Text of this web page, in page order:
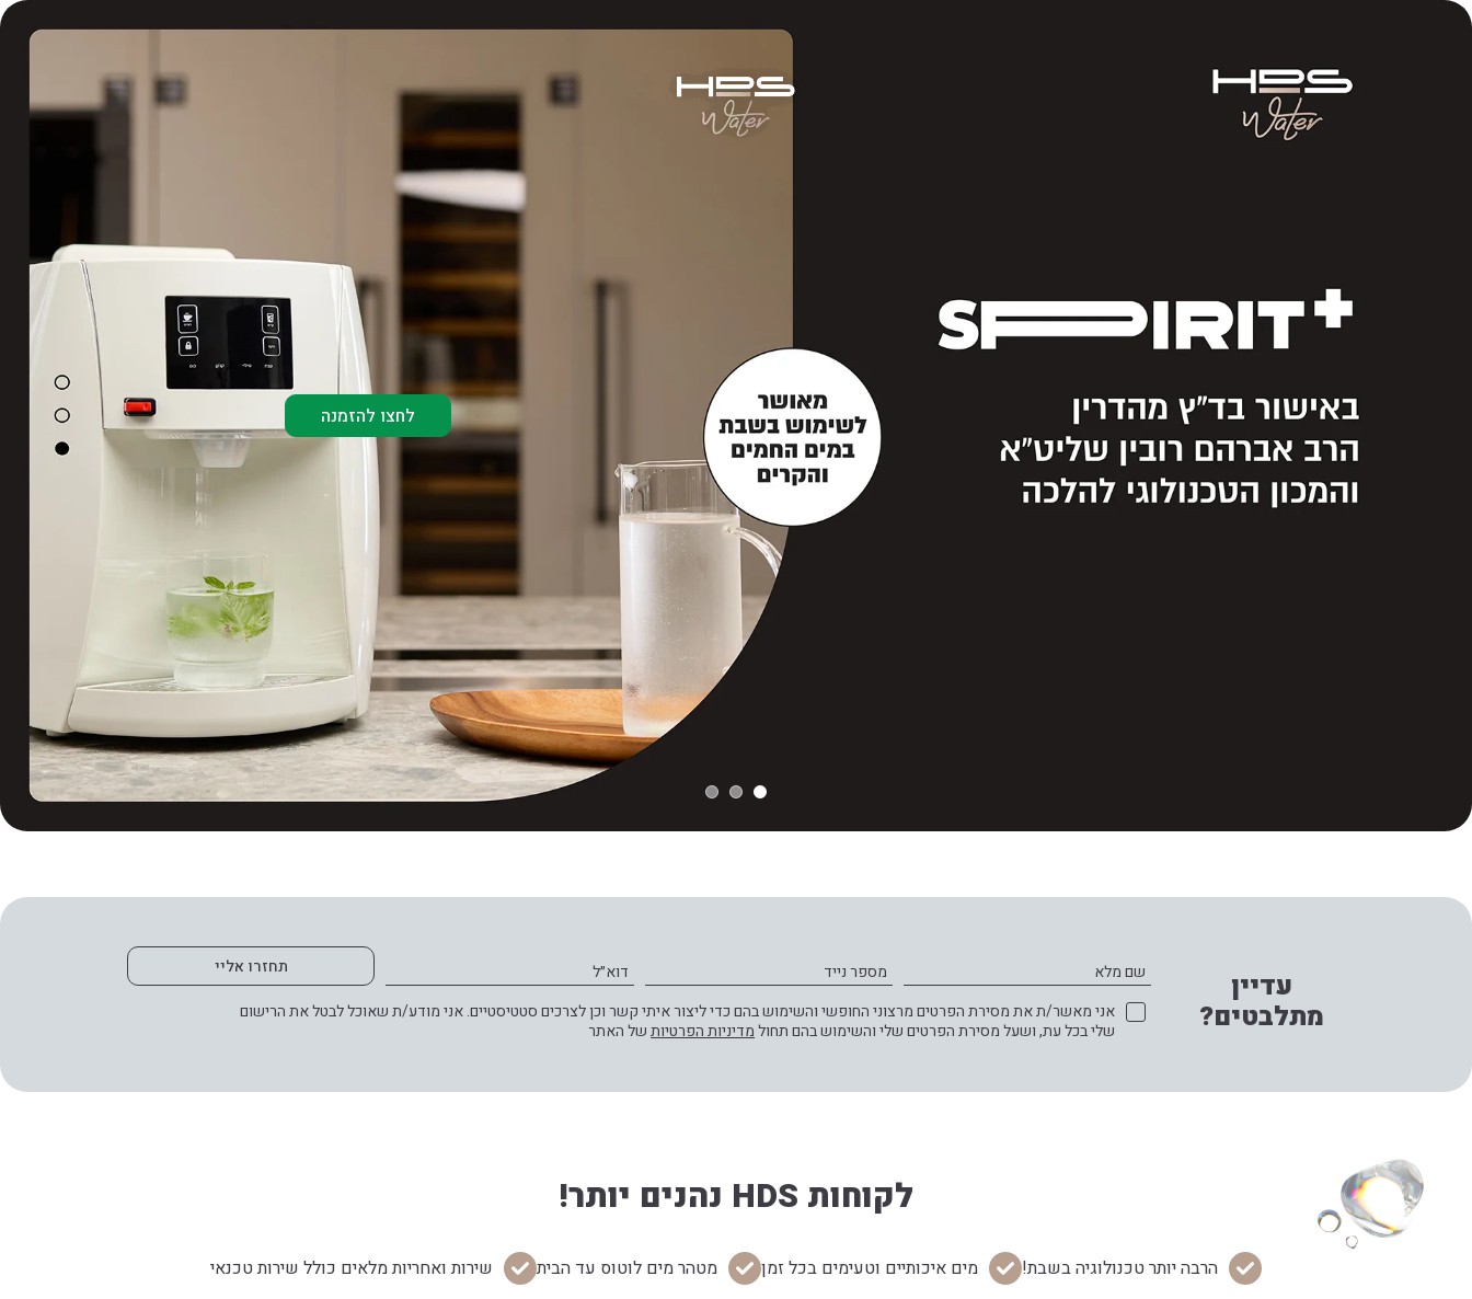
Skip to Content
לחצו להזמנה
עדיין
מתלבטים?
שם מלא מספר נייד דוא״ל
תחזרו אליי
אני מאשר/ת את מסירת הפרטים מרצוני החופשי והשימוש בהם כדי ליצור איתי קשר וכן לצרכים סטטיסטיים. אני מודע/ת שאוכל לבטל את הרישום
שלי בכל עת, ושעל מסירת הפרטים שלי והשימוש בהם תחולמדיניות הפרטיותשל האתר
לקוחות HDS נהנים יותר!
הרבה יותר טכנולוגיה בשבת! מים איכותיים וטעימים בכל זמן מטהר מים לוטוס עד הבית שירות ואחריות מלאים כולל שירות טכנאי